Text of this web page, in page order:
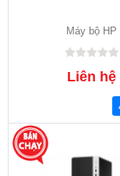
Máy bộ HP
Liên hệ